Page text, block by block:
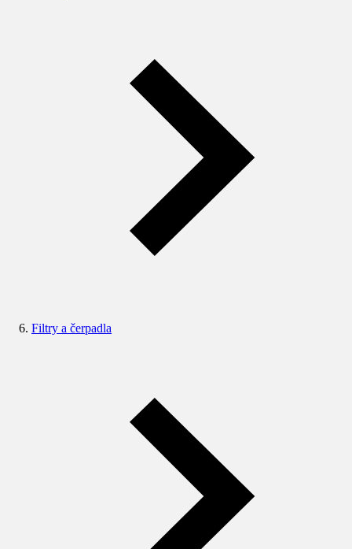
Filtry a čerpadla